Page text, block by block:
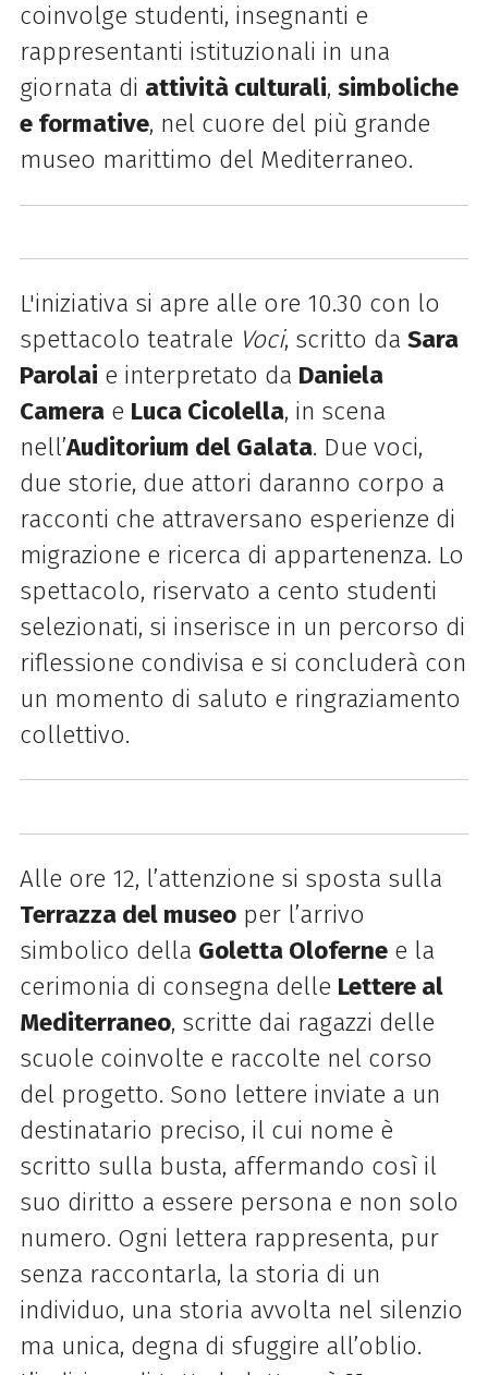
coinvolge studenti, insegnanti e
rappresentanti istituzionali in una
giornata di attività culturali, simboliche
e formative, nel cuore del più grande
museo marittimo del Mediterraneo.
L'iniziativa si apre alle ore 10.30 con lo
spettacolo teatrale Voci, scritto da Sara
Parolai e interpretato da Daniela
Camerae Luca Cicolella, in scena
nell’Auditorium del Galata. Due voci,
due storie, due attori daranno corpo a
racconti che attraversano esperienze di
migrazione e ricerca di appartenenza. Lo
spettacolo, riservato a cento studenti
selezionati, si inserisce in un percorso di
riflessione condivisa e si concluderà con
un momento di saluto e ringraziamento
collettivo.
Alle ore 12, l’attenzione si sposta sulla
Terrazza del museoper l’arrivo
simbolico della Goletta Olofernee la
cerimonia di consegna delle Lettere al
Mediterraneo, scritte dai ragazzi delle
scuole coinvolte e raccolte nel corso
del progetto. Sono lettere inviate a un
destinatario preciso, il cui nome è
scritto sulla busta, affermando così il
suo diritto a essere persona e non solo
numero. Ogni lettera rappresenta, pur
senza raccontarla, la storia di un
individuo, una storia avvolta nel silenzio
ma unica, degna di sfuggire all’oblio.